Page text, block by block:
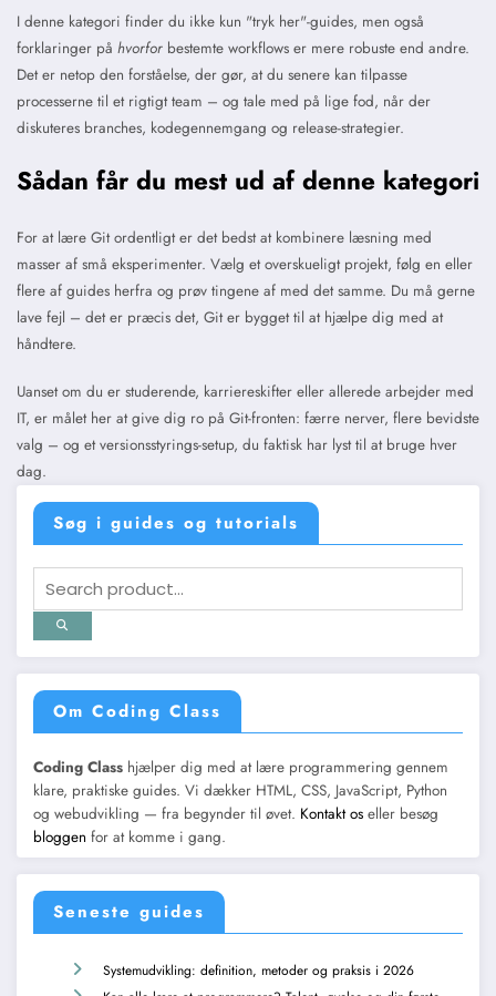
I denne kategori finder du ikke kun "tryk her"-guides, men også
forklaringer på hvorfor bestemte workflows er mere robuste end andre.
Det er netop den forståelse, der gør, at du senere kan tilpasse
processerne til et rigtigt team – og tale med på lige fod, når der
diskuteres branches, kodegennemgang og release-strategier.
Sådan får du mest ud af denne kategori
For at lære Git ordentligt er det bedst at kombinere læsning med
masser af små eksperimenter. Vælg et overskueligt projekt, følg en eller
flere af guides herfra og prøv tingene af med det samme. Du må gerne
lave fejl – det er præcis det, Git er bygget til at hjælpe dig med at
håndtere.
Uanset om du er studerende, karriereskifter eller allerede arbejder med
IT, er målet her at give dig ro på Git-fronten: færre nerver, flere bevidste
valg – og et versionsstyrings-setup, du faktisk har lyst til at bruge hver
dag.
Søg i guides og tutorials
Om Coding Class
Coding Class hjælper dig med at lære programmering gennem
klare, praktiske guides. Vi dækker HTML, CSS, JavaScript, Python
og webudvikling — fra begynder til øvet. Kontakt os eller besøg
bloggen for at komme i gang.
Seneste guides
Systemudvikling: definition, metoder og praksis i 2026